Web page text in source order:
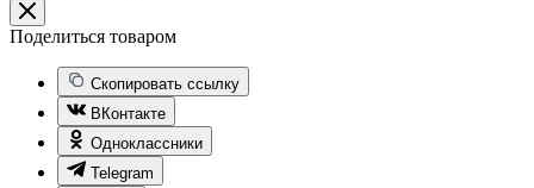
Поделиться товаром
Скопировать ссылку
ВКонтакте
Одноклассники
Telegram